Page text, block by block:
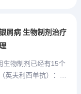
情况。因此，在使用
需要权衡利弊，...
屑病 生物制剂治疗
生物制剂已经有15个
英夫利西单抗）：你